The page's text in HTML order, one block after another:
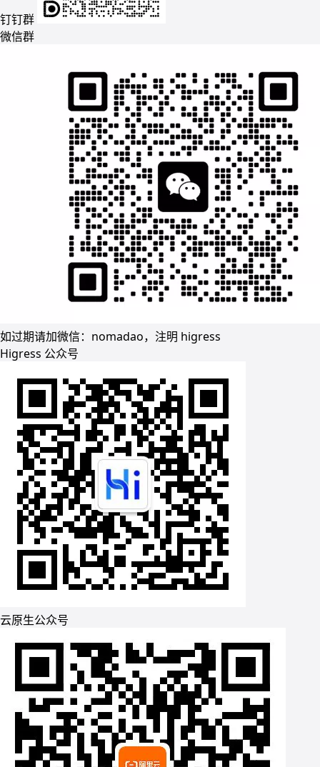
钉钉群
微信群
如过期请加微信：nomadao，注明 higress
Higress 公众号
云原生公众号